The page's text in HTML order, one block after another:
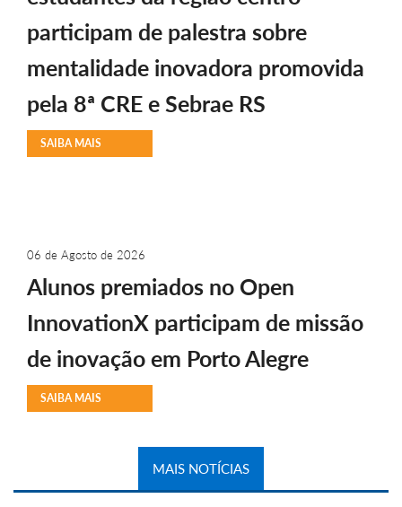
participam de palestra sobre
mentalidade inovadora promovida
pela 8ª CRE e Sebrae RS
SAIBA MAIS
06 de Agosto de 2026
Alunos premiados no Open
InnovationX participam de missão
de inovação em Porto Alegre
SAIBA MAIS
MAIS NOTÍCIAS